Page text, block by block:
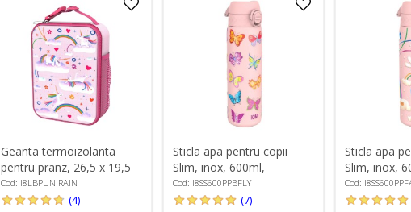
Geanta termoizolanta
pentru pranz, 26,5 x 19,5
cm, Unicorn Rainbows -
Ion8
Cod: I8LBPUNIRAIN
(4)
Sticla apa pentru copii
Slim, inox, 600ml,
Butterflies - Ion8
Cod: I8SS600PPBFLY
(7)
Sticla apa
Slim, inox,
Ion8
Cod: